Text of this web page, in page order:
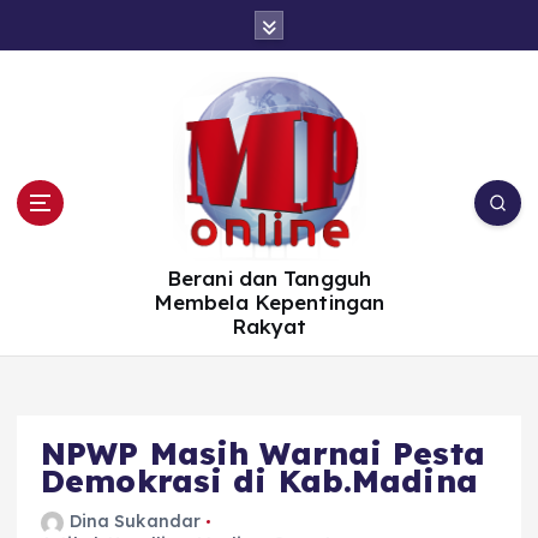
Berani dan Tangguh
Membela Kepentingan
Rakyat
NPWP Masih Warnai Pesta
Demokrasi di Kab.Madina
Dina Sukandar